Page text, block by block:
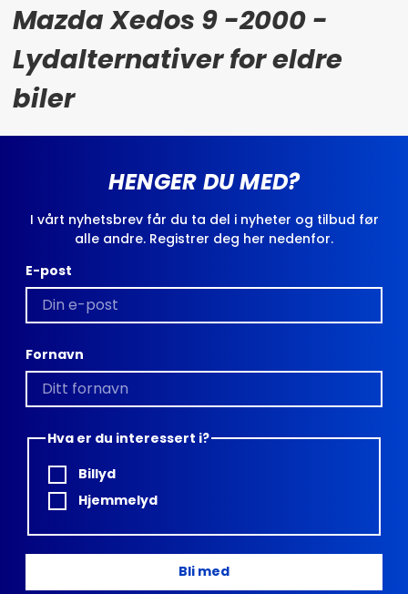
Mazda Xedos 9 -2000 -
Lydalternativer for eldre
biler
HENGER DU MED?
I vårt nyhetsbrev får du ta del i nyheter og tilbud før
alle andre. Registrer deg her nedenfor.
E-post
Fornavn
Hva er du interessert i?
Billyd
Hjemmelyd
Bli med